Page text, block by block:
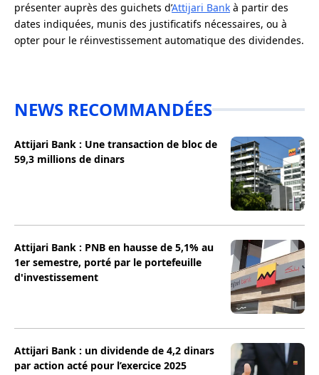
présenter auprès des guichets d’Attijari Bank à partir des
dates indiquées, munis des justificatifs nécessaires, ou à
opter pour le réinvestissement automatique des dividendes.
NEWS RECOMMANDÉES
Attijari Bank : Une transaction de bloc de
59,3 millions de dinars
Attijari Bank : PNB en hausse de 5,1% au
1er semestre, porté par le portefeuille
d'investissement
Attijari Bank : un dividende de 4,2 dinars
par action acté pour l’exercice 2025